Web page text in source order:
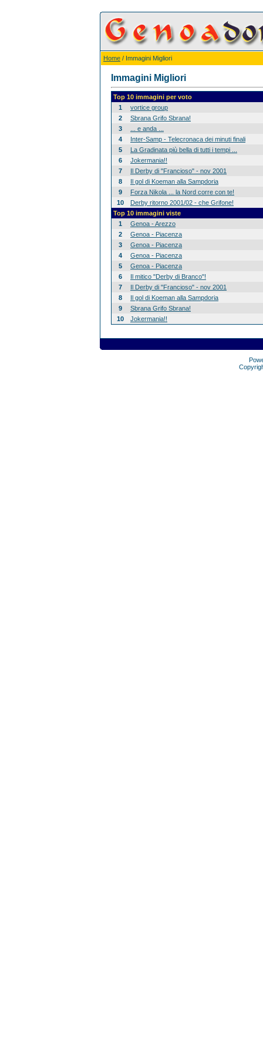
Home / Immagini Migliori
Immagini Migliori
Top 10 immagini per voto
1
vortice group
2
Sbrana Grifo Sbrana!
3
... e anda ...
4
Inter-Samp - Telecronaca dei minuti finali
5
La Gradinata più bella di tutti i tempi ...
6
Jokermania!!
7
Il Derby di "Francioso" - nov 2001
8
Il gol di Koeman alla Sampdoria
9
Forza Nikola ... la Nord corre con te!
10
Derby ritorno 2001/02 - che Grifone!
Top 10 immagini viste
1
Genoa - Arezzo
2
Genoa - Piacenza
3
Genoa - Piacenza
4
Genoa - Piacenza
5
Genoa - Piacenza
6
Il mitico "Derby di Branco"!
7
Il Derby di "Francioso" - nov 2001
8
Il gol di Koeman alla Sampdoria
9
Sbrana Grifo Sbrana!
10
Jokermania!!